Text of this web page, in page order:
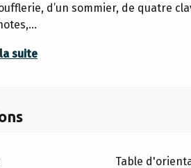
d’un sommier, de quatre
suite
Table